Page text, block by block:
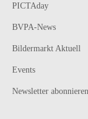
PICTAday
BVPA-News
Bildermarkt Aktuell
Events
Newsletter abonnieren